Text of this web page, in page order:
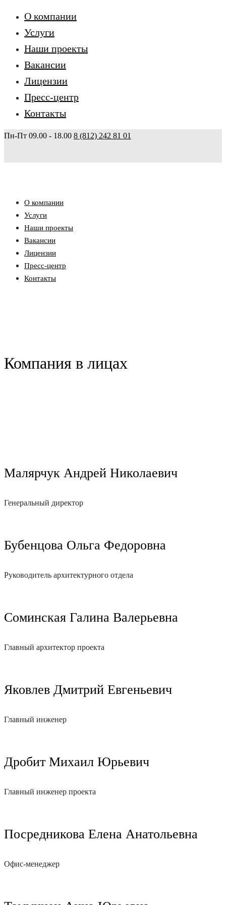
О компании
Услуги
Наши проекты
Вакансии
Лицензии
Пресс-центр
Контакты
Пн-Пт 09.00 - 18.00 8 (812) 242 81 01
О компании
Услуги
Наши проекты
Вакансии
Лицензии
Пресс-центр
Контакты
Компания в лицах
Малярчук Андрей Николаевич
Генеральный директор
Бубенцова Ольга Федоровна
Руководитель архитектурного отдела
Соминская Галина Валерьевна
Главный архитектор проекта
Яковлев Дмитрий Евгеньевич
Главный инженер
Дробит Михаил Юрьевич
Главный инженер проекта
Посредникова Елена Анатольевна
Офис-менеджер